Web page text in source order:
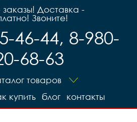
Доставка -
Звоните!
46-44, 8-980-
68-63
товаров
контакты
блог
купить